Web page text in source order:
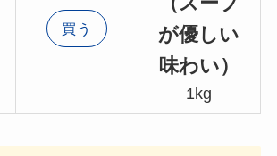
買う
が優しい
味わい）
1kg